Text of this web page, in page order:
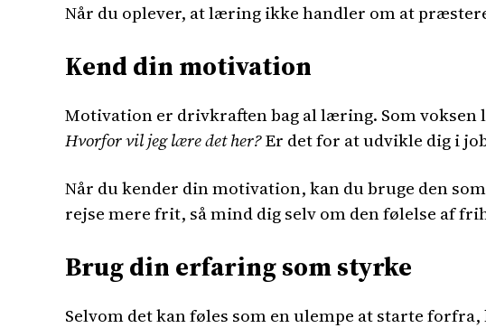
Når du oplever, at læring ikke handler om at
Kend din motivation
Motivation er drivkraften bag al læring. Som voksen
Hvorfor vil jeg lære det her?Er det for at udvikle dig i
Når du kender din motivation, kan du bruge den
rejse mere frit, så mind dig selv om den følelse af
Brug din erfaring som styrke
Selvom det kan føles som en ulempe at starte